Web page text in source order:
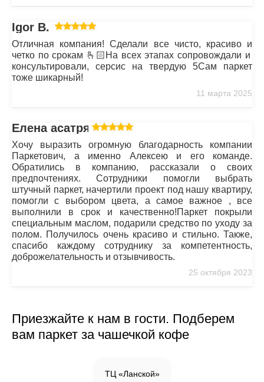
Igor B.
Отличная компания! Сделали все чисто, красиво и
четко по срокам 🫰🏻На всех этапах сопровождали и
консультировали, серсис на твердую 5Сам паркет
тоже шикарный!
11 марта 2025
Елена асатрян
Хочу выразить огромную благодарность компании
Паркетович, а именно Алексею и его команде.
Обратились в компанию, рассказали о своих
предпочтениях. Сотрудники помогли выбрать
штучный паркет, начертили проект под нашу квартиру,
помогли с выбором цвета, а самое важное , все
выполнили в срок и качественно!Паркет покрыли
специальным маслом, подарили средство по уходу за
полом. Получилось очень красиво и стильно. Также,
спасибо каждому сотруднику за компетентность,
доброжелательность и отзывчивость.
25 октября 2023
Приезжайте к нам в гости. Подберем
вам паркет за чашечкой кофе
ТЦ «Ланской»